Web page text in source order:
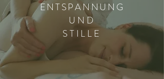
ENTSPANNUNG
UND
STILLE